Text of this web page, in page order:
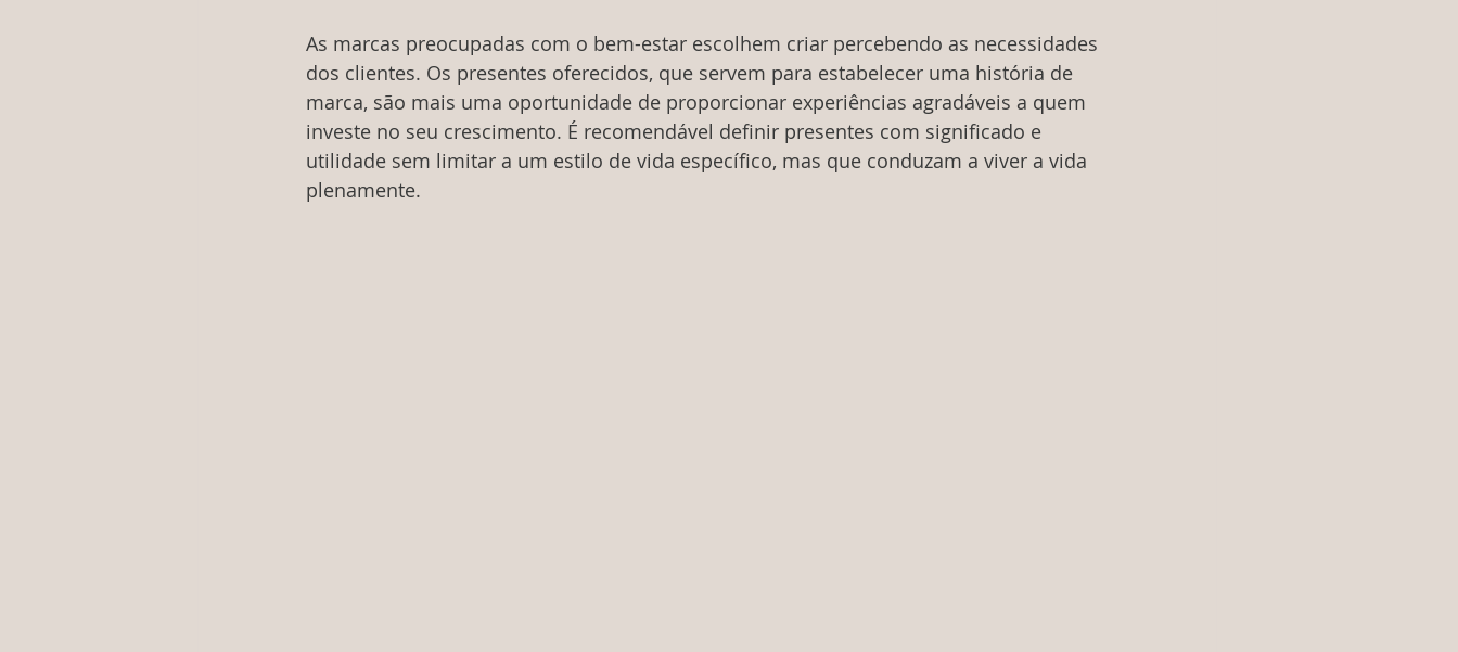
As marcas preocupadas com o bem-estar escolhem criar percebendo as necessidades
dos clientes. Os presentes oferecidos, que servem para estabelecer uma história de
marca, são mais uma oportunidade de proporcionar experiências agradáveis a quem
investe no seu crescimento. É recomendável definir presentes com significado e
utilidade sem limitar a um estilo de vida específico, mas que conduzam a viver a vida
plenamente.